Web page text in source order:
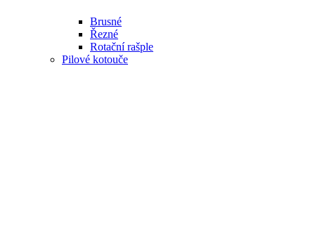
Brusné
Řezné
Rotační rašple
Pilové kotouče